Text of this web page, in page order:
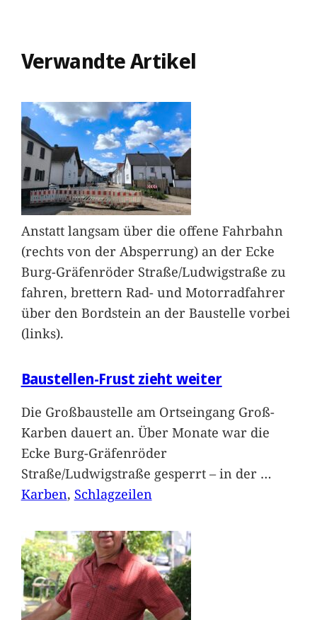
Verwandte Artikel
Anstatt langsam über die offene Fahrbahn
(rechts von der Absperrung) an der Ecke
Burg-Gräfenröder Straße/Ludwigstraße zu
fahren, brettern Rad- und Motorradfahrer
über den Bordstein an der Baustelle vorbei
(links).
Baustellen-Frust zieht weiter
Die Großbaustelle am Ortseingang Groß-
Karben dauert an. Über Monate war die
Ecke Burg-Gräfenröder
Straße/Ludwigstraße gesperrt – in der …
Karben, Schlagzeilen